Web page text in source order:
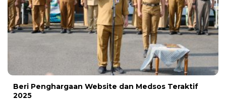
Beri Penghargaan Website dan Medsos Teraktif
2025